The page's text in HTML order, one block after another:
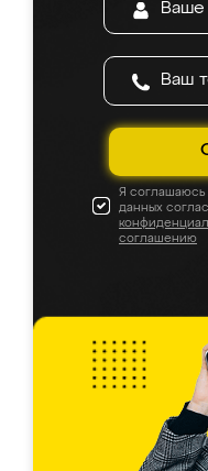
Я соглашаюсь
данных
соглашению